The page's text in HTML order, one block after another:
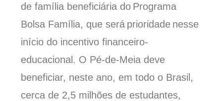
de família beneficiária do Programa
Bolsa Família, que será prioridade nesse
início do incentivo financeiro-
educacional. O Pé-de-Meia deve
beneficiar, neste ano, em todo o Brasil,
cerca de 2,5 milhões de estudantes,